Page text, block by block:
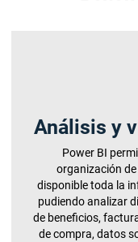
Análisis y
Power BI
organización
disponible toda la
pudiendo analizar
de beneficios,
de compra, datos